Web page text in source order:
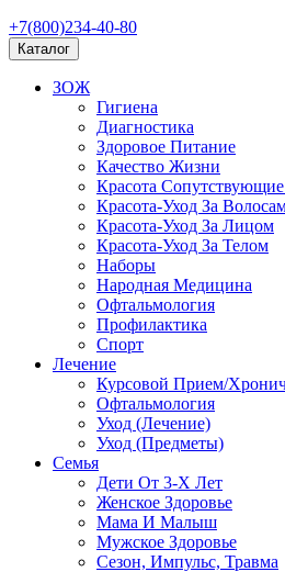
+7(800)234-40-80
Каталог
ЗОЖ
Гигиена
Диагностика
Здоровое Питание
Качество Жизни
Красота
Красота-Уход За
Красота-Уход За Лицом
Красота-Уход За Телом
Наборы
Народная Медицина
Офтальмология
Профилактика
Спорт
Лечение
Курсовой Прием/
Офтальмология
Уход (Лечение)
Уход (Предметы)
Семья
Дети От 3-Х Лет
Женское Здоровье
Мама И Малыш
Мужское Здоровье
Сезон, Импульс, Травма